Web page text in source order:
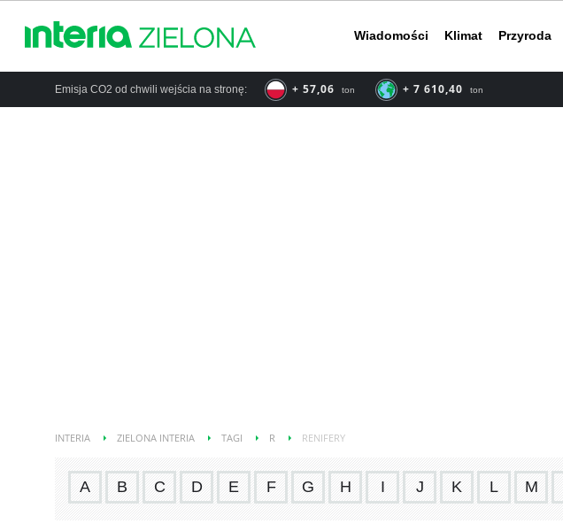
Wiadomości Klimat Przyroda
Emisja CO2 od chwili wejścia na stronę: + 66,57 ton + 8 878,80 ton
INTERIA ZIELONA INTERIA TAGI R RENIFERY
A B C D E F G H I J K L M